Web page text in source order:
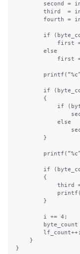
second =
third  =
fourth =
if
first
        else
first
if
        {
if
            else
        }
if
        {
third
        }
        i += 4;
byte_count
        lf_count++;
    }
}